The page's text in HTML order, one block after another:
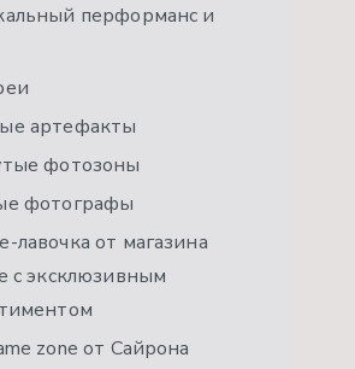
перформанс и
артефакты
фотозоны
фотографы
лавочка от магазина
с эксклюзивным
zone от Сайрона